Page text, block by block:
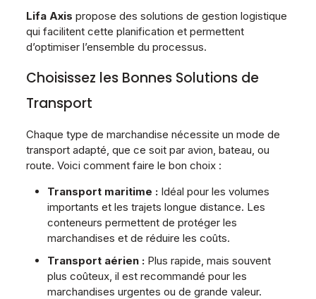
Lifa Axis propose des solutions de gestion logistique
qui facilitent cette planification et permettent
d’optimiser l’ensemble du processus.
Choisissez les Bonnes Solutions de
Transport
Chaque type de marchandise nécessite un mode de
transport adapté, que ce soit par avion, bateau, ou
route. Voici comment faire le bon choix :
Transport maritime :Idéal pour les volumes
importants et les trajets longue distance. Les
conteneurs permettent de protéger les
marchandises et de réduire les coûts.
Transport aérien :Plus rapide, mais souvent
plus coûteux, il est recommandé pour les
marchandises urgentes ou de grande valeur.